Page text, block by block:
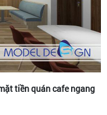
tiền quán cafe ngang